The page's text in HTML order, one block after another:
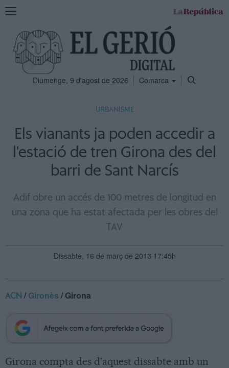
Mostra
navegació
Diumenge, 9 d'agost de 2026 Comarca
URBANISME
Els vianants ja poden accedir a
l'estació de tren Girona des del
barri de Sant Narcís
Adif obre un accés de 100 metres de longitud en
una zona que ha estat afectada per les obres del
TAV
Dissabte, 16 de març de 2013 17:45h
ACN /Gironès / Girona
Girona compta des d'aquest dissabte amb un